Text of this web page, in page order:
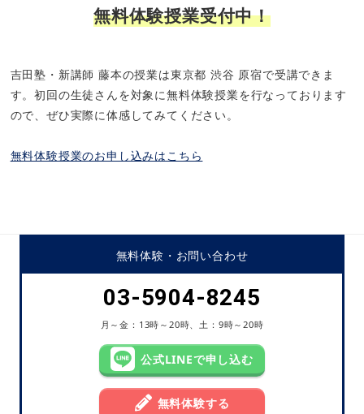
無料体験授業受付中！
吉田塾・新講師 藤本の授業は東京都 渋谷 原宿で受講できま
す。初回の生徒さんを対象に無料体験授業を行なっております
ので、ぜひ実際に体感してみてください。
無料体験授業のお申し込みはこちら
無料体験・ お問い合わせ
03-5904-8245
月～金：13時～20時、土：9時～20時
公式LINEで申し込む
無料体験する